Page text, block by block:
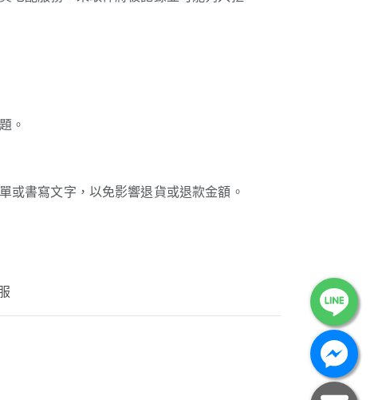
。
或書寫文字，以免影響退貨或退款金額。